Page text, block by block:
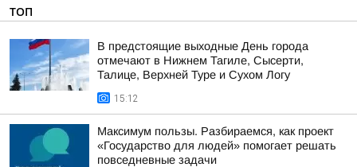
ТОП
В предстоящие выходные День города
отмечают в Нижнем Тагиле, Сысерти,
Талице, Верхней Туре и Сухом Логу
15:12
Максимум пользы. Разбираемся, как проект
«Государство для людей» помогает решать
повседневные задачи